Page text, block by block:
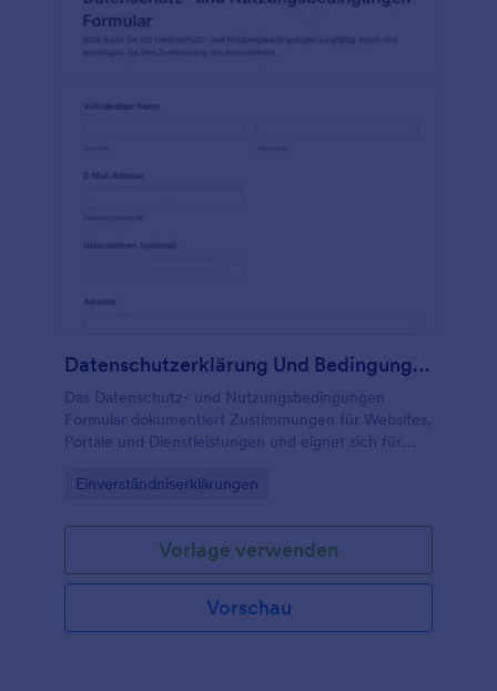
Datenschutzerklärung Und Bedingungen Zustimmung Formular 📄🤝
Das Datenschutz- und Nutzungsbedingungen
Formular dokumentiert Zustimmungen für Websites,
Portale und Dienstleistungen und eignet sich für
Einwilligungen digital erfassen und nachvollziehbar
Go to Category:
Einverständniserklärungen
Vorlage verwenden
Vorschau